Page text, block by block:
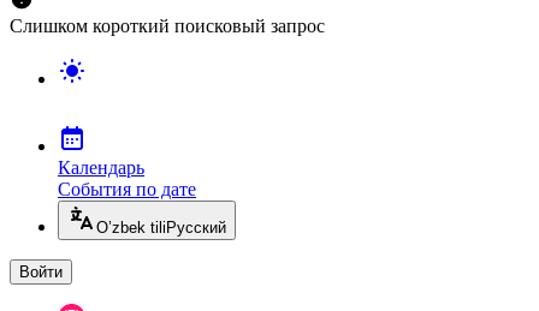
Слишком короткий поисковый запрос
Календарь
События по дате
O’zbek tili Русский
Войти